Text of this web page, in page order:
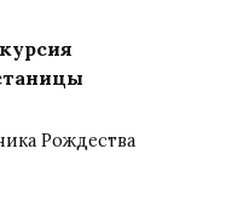
Рождества